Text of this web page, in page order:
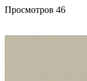
Просмотров 46